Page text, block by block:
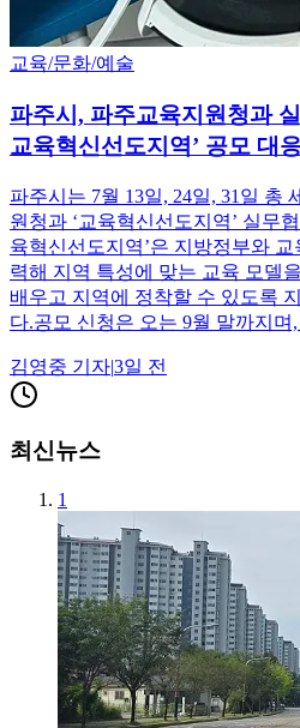
교육/문화/예술
파주시, 파주교육지원청과
교육혁신선도지역’ 공모 대
파주시는 7월 13일, 24일, 31일 총
원청과 ‘교육혁신선도지역’ 실무
육혁신선도지역’은 지방정부와
력해 지역 특성에 맞는 교육 모델
배우고 지역에 정착할 수 있도록
다.공모 신청은 오는 9월 말까지며
김영중 기자|3일 전
최신뉴스
1